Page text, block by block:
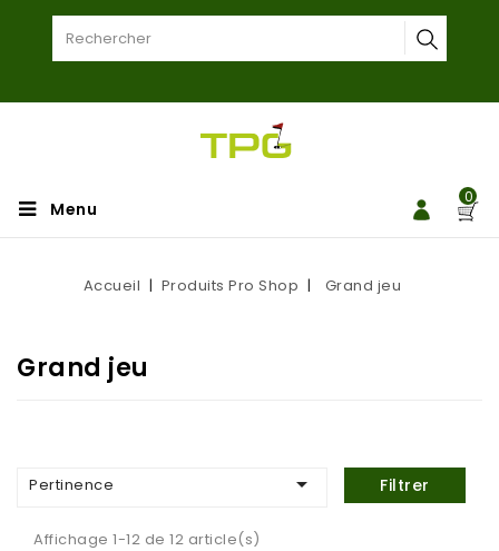
0
Menu
Accueil Produits Pro Shop Grand jeu
Grand jeu
Pertinence  Filtrer
Affichage 1-12 de 12 article(s)